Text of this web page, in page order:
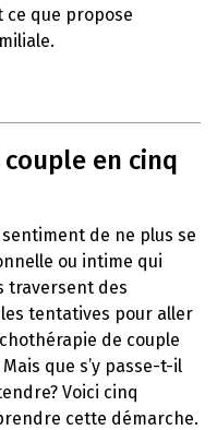
ce que propose
en cinq
de ne plus se
ou intime qui
traversent des
tentatives pour aller
de couple
que s’y passe-t-il
Voici cinq
cette démarche.